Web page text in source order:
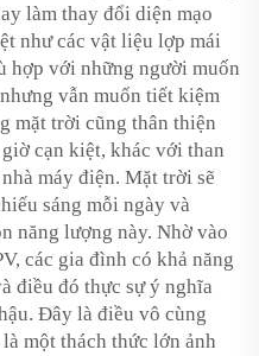
làm thay đổi diện mạo
như các vật liệu lợp mái
hợp với những người muốn
vẫn muốn tiết kiệm
mặt trời cũng thân thiện
cạn kiệt, khác với than
máy điện. Mặt trời sẽ
sáng mỗi ngày và
năng lượng này. Nhờ vào
các gia đình có khả năng
điều đó thực sự ý nghĩa
Đây là điều vô cùng
một thách thức lớn ảnh